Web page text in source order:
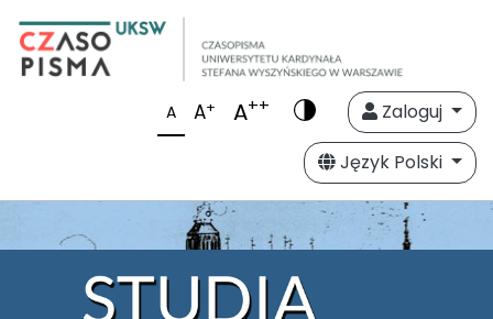
A A+ A++
Zaloguj
Język Polski